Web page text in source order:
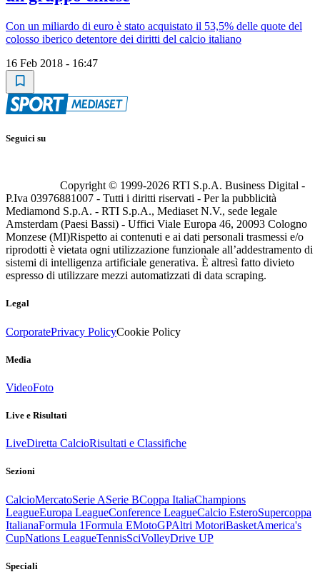
Con un miliardo di euro è stato acquistato il 53,5% delle quote del
colosso iberico detentore dei diritti del calcio italiano
16 Feb 2018 - 16:47
Seguici su
Copyright © 1999-2026 RTI S.p.A. Business Digital -
P.Iva 03976881007 - Tutti i diritti riservati - Per la pubblicità
Mediamond S.p.A. - RTI S.p.A., Mediaset N.V., sede legale
Amsterdam (Paesi Bassi) - Uffici Viale Europa 46, 20093 Cologno
Monzese (MI)Rispetto ai contenuti e ai dati personali trasmessi e/o
riprodotti è vietata ogni utilizzazione funzionale all’addestramento di
sistemi di intelligenza artificiale generativa. È altresì fatto divieto
espresso di utilizzare mezzi automatizzati di data scraping.
Legal
CorporatePrivacy PolicyCookie Policy
Media
VideoFoto
Live e Risultati
LiveDiretta CalcioRisultati e Classifiche
Sezioni
CalcioMercatoSerie ASerie BCoppa ItaliaChampions
LeagueEuropa LeagueConference LeagueCalcio EsteroSupercoppa
ItalianaFormula 1Formula EMotoGPAltri MotoriBasketAmerica's
CupNations LeagueTennisSciVolleyDrive UP
Speciali